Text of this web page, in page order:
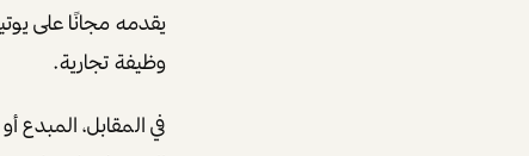
يقدمه مجانًا على
وظيفة تجارية.
في المقابل، المبدع